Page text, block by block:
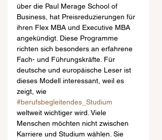
über die Paul Merage School of
Business, hat Preisreduzierungen für
ihren Flex MBA und Executive MBA
angekündigt. Diese Programme
richten sich besonders an erfahrene
Fach- und Führungskräfte. Für
deutsche und europäische Leser ist
dieses Modell interessant, weil es
zeigt, wie
#berufsbegleitendes_Studium
weltweit wichtiger wird. Viele
Menschen möchten nicht zwischen
Karriere und Studium wählen. Sie